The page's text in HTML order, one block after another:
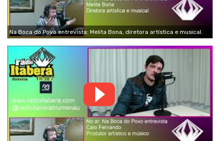
Na Boca do Povo entrevista: Melita Bona, diretora artística e musical.